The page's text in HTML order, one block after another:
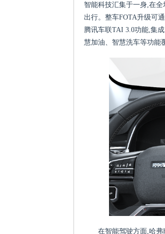
智能科技汇集于一身,在
出行。整车FOTA升级可
腾讯车联TAI 3.0功能,集
慧加油、智慧洗车等功能
在智能驾驶方面,哈